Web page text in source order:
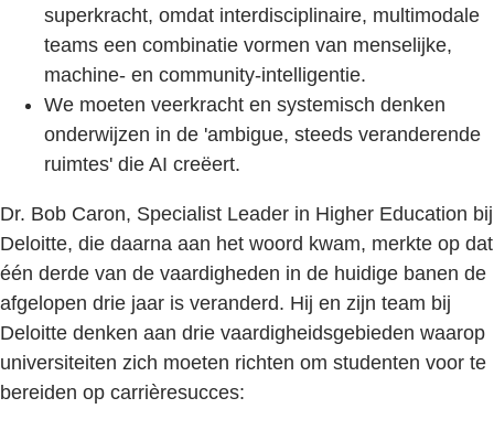
superkracht, omdat interdisciplinaire, multimodale
teams een combinatie vormen van menselijke,
machine- en community-intelligentie.
We moeten veerkracht en systemisch denken
onderwijzen in de 'ambigue, steeds veranderende
ruimtes' die AI creëert.
Dr. Bob Caron, Specialist Leader in Higher Education bij
Deloitte, die daarna aan het woord kwam, merkte op dat
één derde van de vaardigheden in de huidige banen de
afgelopen drie jaar is veranderd. Hij en zijn team bij
Deloitte denken aan drie vaardigheidsgebieden waarop
universiteiten zich moeten richten om studenten voor te
bereiden op carrièresucces: